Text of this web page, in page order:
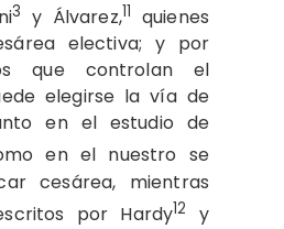
3 y Álvarez,11 quienes
electiva; y por
que controlan el
elegirse la vía de
en el estudio de
en el nuestro se
cesárea, mientras
por Hardy12
y